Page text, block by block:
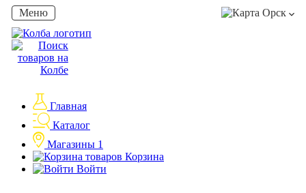
Меню Орск
Главная
Каталог
Магазины 1
Корзина
Войти